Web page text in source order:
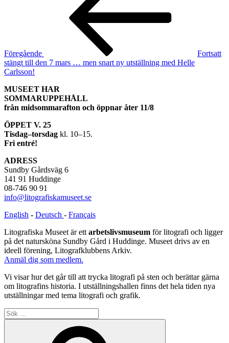
Föregående
Fortsatt
stängt till den 7 mars … men snart ny utställning med Helle
Carlsson!
MUSEET HAR
SOMMARUPPEHÅLL
från midsommarafton och öppnar åter 11/8
ÖPPET V. 25
Tisdag–torsdag kl. 10–15.
Fri entré!
ADRESS
Sundby Gårdsväg 6
141 91 Huddinge
08-746 90 91
info@litografiskamuseet.se
English - Deutsch - Français
Litografiska Museet är ett arbetslivsmuseum för litografi och ligger
på det natursköna Sundby Gård i Huddinge. Museet drivs av en
ideell förening, Litografklubbens Arkiv.
Anmäl dig som medlem.
Vi visar hur det går till att trycka litografi på sten och berättar gärna
om litografins historia. I utställningshallen finns det hela tiden nya
utställningar med tema litografi och grafik.
Sök
efter: